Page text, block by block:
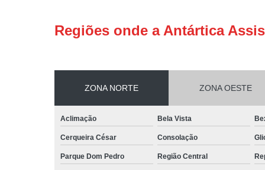
Regiões onde a Antártica
ZONA NORTE ZONA OESTE
Aclimação Bela Vista
Cerqueira César Consolação
Parque Dom Pedro Região Central